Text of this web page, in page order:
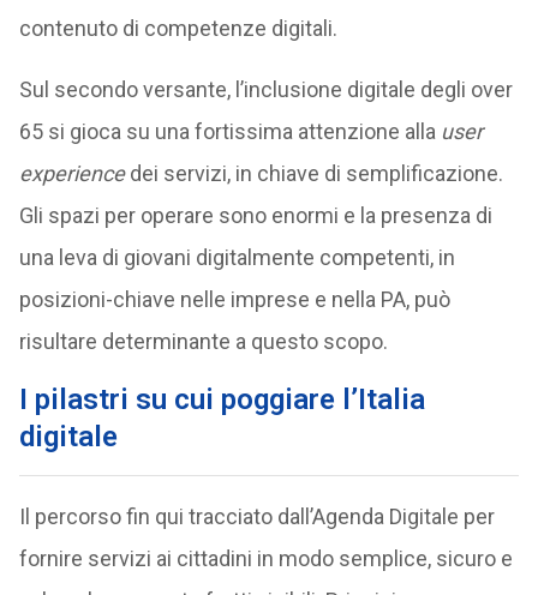
contenuto di competenze digitali.
Sul secondo versante, l’inclusione digitale degli over
65 si gioca su una fortissima attenzione alla user
experiencedei servizi, in chiave di semplificazione.
Gli spazi per operare sono enormi e la presenza di
una leva di giovani digitalmente competenti, in
posizioni-chiave nelle imprese e nella PA, può
risultare determinante a questo scopo.
I pilastri su cui poggiare l’Italia
digitale
Il percorso fin qui tracciato dall’Agenda Digitale per
fornire servizi ai cittadini in modo semplice, sicuro e